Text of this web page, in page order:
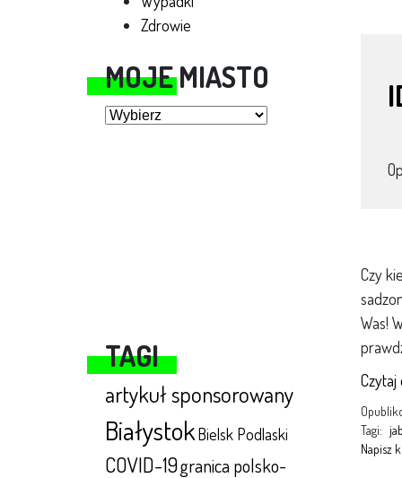
Zdrowie
MOJE MIASTO
Moje miasto
TAGI
artykuł sponsorowany
BiałystokBielsk Podlaski
COVID-19granica polsko-
Czy
Was!
Tagi:
Napisz